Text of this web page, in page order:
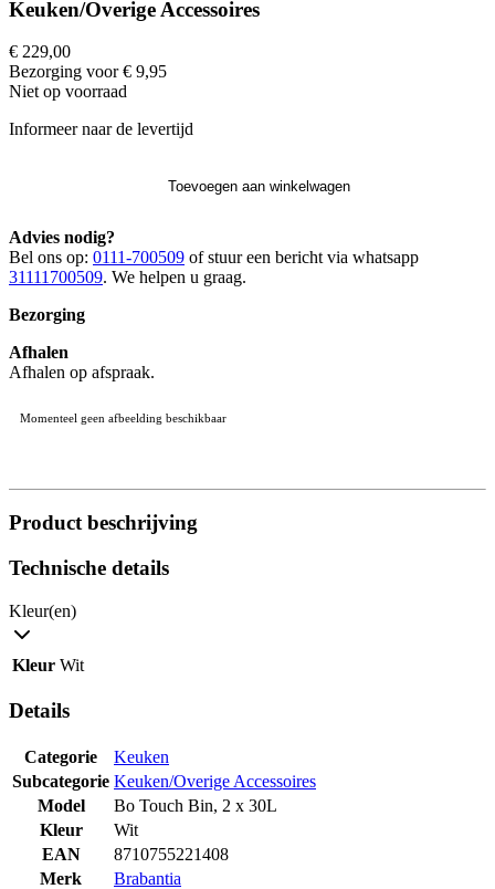
Keuken/Overige Accessoires
€ 229,00
Bezorging voor € 9,95
Niet op voorraad
Informeer naar de levertijd
Toevoegen aan winkelwagen
Advies nodig?
Bel ons op: 0111-700509 of stuur een bericht via whatsapp
31111700509. We helpen u graag.
Bezorging
Afhalen
Afhalen op afspraak.
Momenteel geen afbeelding beschikbaar
Product beschrijving
Technische details
Kleur(en)
Kleur Wit
Details
Categorie
Keuken
Subcategorie Keuken/Overige Accessoires
Model
Bo Touch Bin, 2 x 30L
Kleur
Wit
EAN
8710755221408
Merk
Brabantia